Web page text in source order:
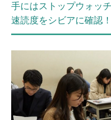
手にはストップウォッ
速読度をシビアに確認！